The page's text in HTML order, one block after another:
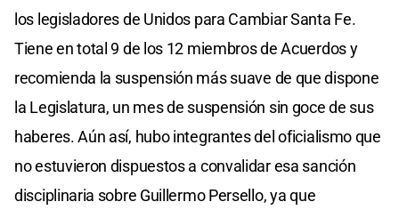
los legisladores de Unidos para Cambiar Santa Fe.
Tiene en total 9 de los 12 miembros de Acuerdos y
recomienda la suspensión más suave de que dispone
la Legislatura, un mes de suspensión sin goce de sus
haberes. Aún así, hubo integrantes del oficialismo que
no estuvieron dispuestos a convalidar esa sanción
disciplinaria sobre Guillermo Persello, ya que